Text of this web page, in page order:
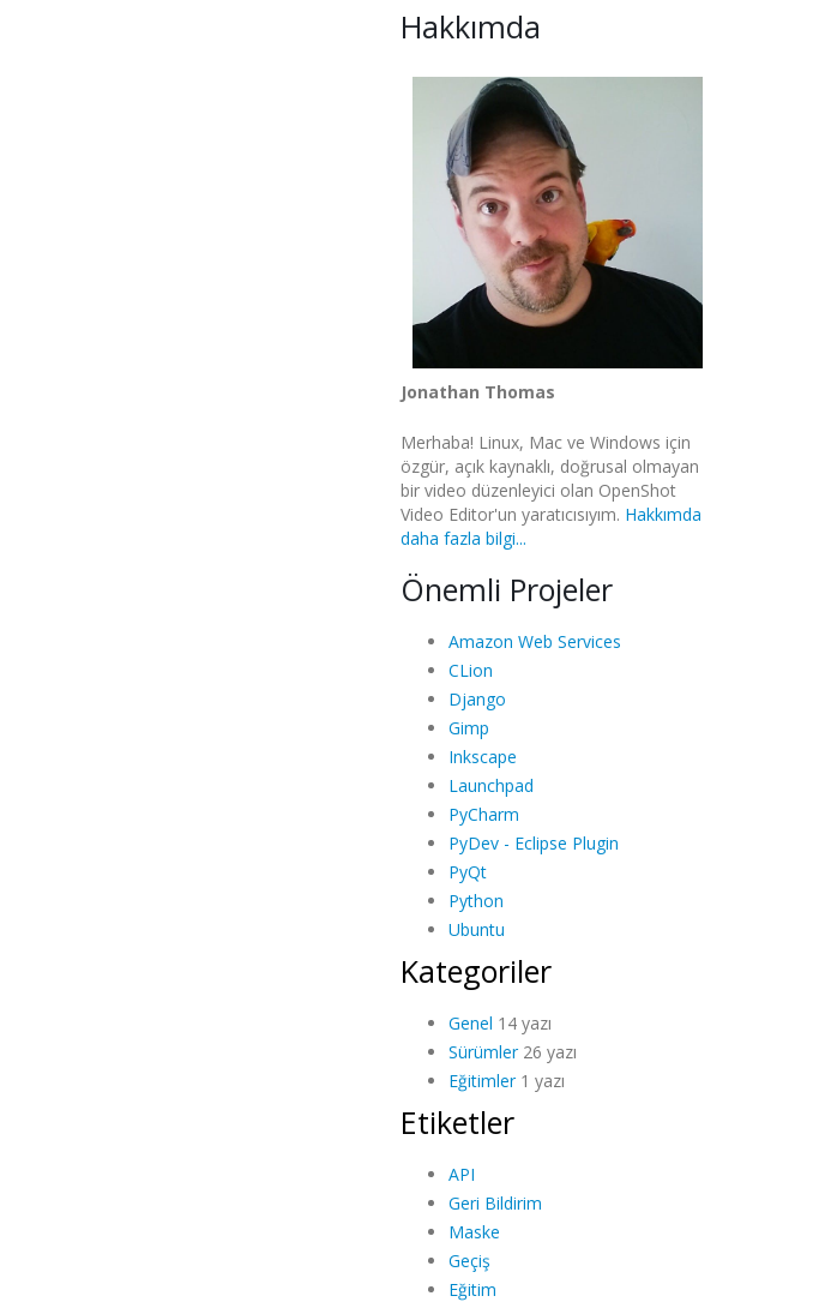
Hakkımda
Jonathan Thomas
Merhaba! Linux, Mac ve Windows için
özgür, açık kaynaklı, doğrusal olmayan
bir video düzenleyici olan OpenShot
Video Editor'un yaratıcısıyım. Hakkımda
daha fazla bilgi...
Önemli Projeler
Amazon Web Services
CLion
Django
Gimp
Inkscape
Launchpad
PyCharm
PyDev - Eclipse Plugin
PyQt
Python
Ubuntu
Kategoriler
Genel 14 yazı
Sürümler26 yazı
Eğitimler1 yazı
Etiketler
API
Geri Bildirim
Maske
Geçiş
Eğitim